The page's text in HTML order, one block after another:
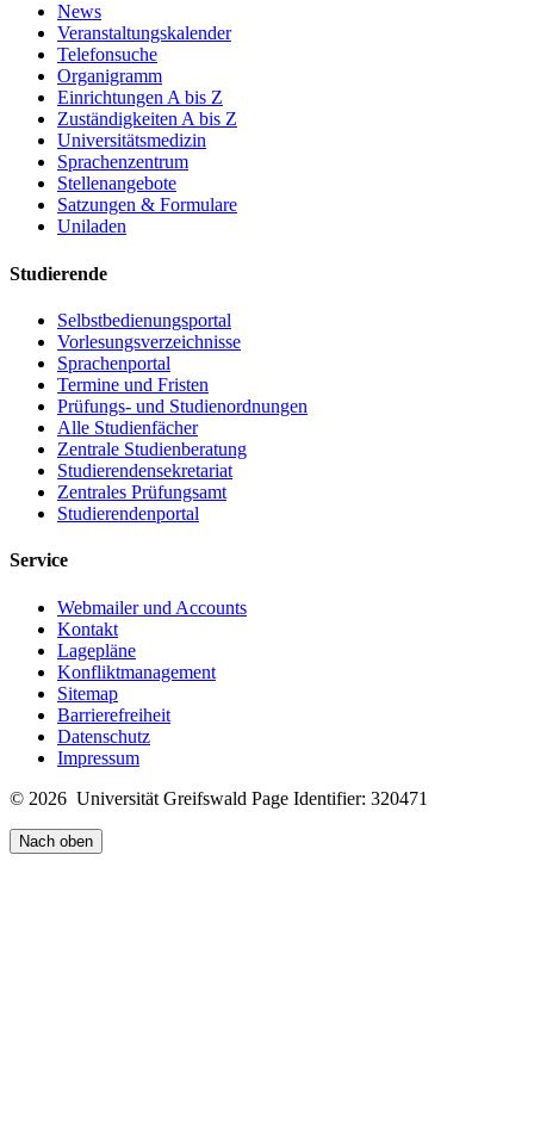
News
Veranstaltungskalender
Telefonsuche
Organigramm
Einrichtungen A bis Z
Zuständigkeiten A bis Z
Universitätsmedizin
Sprachenzentrum
Stellenangebote
Satzungen & Formulare
Uniladen
Studierende
Selbstbedienungsportal
Vorlesungsverzeichnisse
Sprachenportal
Termine und Fristen
Prüfungs- und Studienordnungen
Alle Studienfächer
Zentrale Studienberatung
Studierendensekretariat
Zentrales Prüfungsamt
Studierendenportal
Service
Webmailer und Accounts
Kontakt
Lagepläne
Konfliktmanagement
Sitemap
Barrierefreiheit
Datenschutz
Impressum
© 2026 Universität Greifswald Page Identifier: 320471
Nach oben